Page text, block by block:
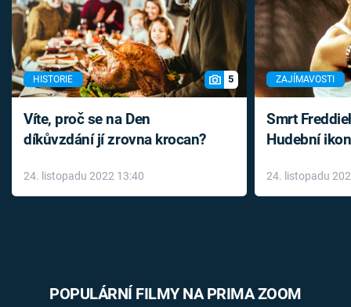
HISTORIE 5
Víte, proč se na Den
díkůvzdání jí zrovna krocan?
24. listopadu 2022 13:40
ZAJÍMAVOSTI
Smrt
Hudební
léky
24. listopadu
POPULÁRNÍ FILMY NA PRIMA ZOOM